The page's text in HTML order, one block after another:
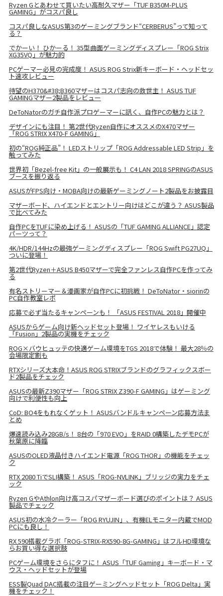
Ryzen Gとあわせて買いたい高耐久マザー「TUF B350M-PLUS
GAMING」がコスパ良し
コスパ良しなASUS第3のゲーミングブランド“CERBERUS”って知って
る？
でかーい！ ひかーる！ 35型曲面ゲーミングディスプレー「ROG Strix
XG35VQ」が魅力的
PCゲーマー必見の完成度！ ASUS ROG Strix新キーボード・ヘッドセッ
ト速攻レビュー
待望のH370&#38;B360マザーはコスパ志向の救世主！ ASUS TUF
GAMINGマザー2製品をレビュー
DeToNatorのガチ自作派プロゲーマーに訊く、自作PCの魅力とは？
デザインにも注目！ 第2世代Ryzen自作にオススメのX470マザー
「ROG STRIX X470-F GAMING」
初の“ROG純正品”！ LEDストリップ「ROG Addressable LED Strip」を
触ってみた
世界初「Bezel-free Kit」の一般展示も！ C4 LAN 2018 SPRINGのASUS
ブースを振り返る
ASUSがFPS向け・MOBA向けの最新ゲーミングノート2製品をお披露目
マザーボード、ハイエンドとエントリー向けはどこが違う？ ASUS製品
で比べてみた
自作PCをTUFに染め上げる！ ASUSの「TUF GAMING ALLIANCE」認定
パーツって？
4K/HDR/144Hzの最強ゲーミングディスプレー「ROG Swift PG27UQ」
ついに登場！
第2世代Ryzen＋ASUS B450マザーで完全ファンレス自作PCを作ってみ
る
有名ストリーマー＆漫画家が自作PCに初挑戦！ DeToNator・siorinの
PC自作教室レポ
応募で必ず当たるキャンペーンも！ 「ASUS FESTIVAL 2018」開催中
ASUSからゲーム向け新ヘッドセット登場！ ワイヤレスもいける
「Fusion」2製品の実機をチェック
ROG×バウヒュッテの快適ゲーム環境をTGS 2018で体験！ 最大28％の
会場限定割も
RTXシリーズ大本命！ASUS ROG STRIXブランドのグラフィックスボー
ド2製品をチェック
ASUSの最新Z390マザー「ROG STRIX Z390-F GAMING」はゲーミング
向けで利便性も向上
CoD: BO4をもれなくゲット！ ASUSバンドルキャンペーン応募方法ま
とめ
爆速読み込み28GB/s！ 8台の「970 EVO」をRAID 0構築したデモPCが
秋葉原に降臨
ASUSのOLED液晶付きハイエンド電源「ROG THOR」の機能をチェッ
ク
RTX 2080 TiでSLI構築！ ASUS「ROG-NVLINK」ブリッジの実力をチェ
ック
Ryzen GやAthlon向け高コスパマザーボード選びのポイントは？ ASUS
製品でチェック
ASUS初の水冷クーラー「ROG RYUJIN」、有機ELモニター内蔵でMOD
PCにも良し！
RX 590搭載グラボ「ROG-STRIX-RX590-8G-GAMING」はフルHD環境な
らお買い得な選択肢
PCゲーム環境をさらにタフに！ ASUS「TUF Gaming」キーボード・マ
ウス・ヘッドセットが登場
ESS製Quad DAC搭載の注目ゲーミングヘッドセット「ROG Delta」実
機をチェック！